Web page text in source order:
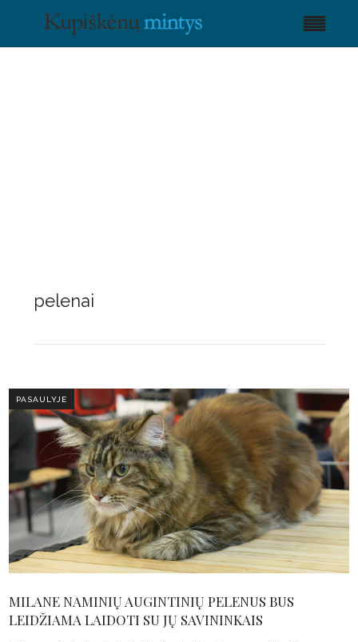
pelenai
PASAULYJE
MILANE NAMINIŲ AUGINTINIŲ PELENUS BUS
LEIDŽIAMA LAIDOTI SU JŲ SAVININKAIS